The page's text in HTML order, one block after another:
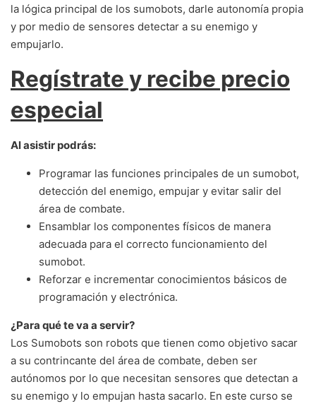
la lógica principal de los sumobots, darle autonomía propia
y por medio de sensores detectar a su enemigo y
empujarlo.
Regístrate y recibe precio
especial
Al asistir podrás:
Programar las funciones principales de un sumobot,
detección del enemigo, empujar y evitar salir del
área de combate.
Ensamblar los componentes físicos de manera
adecuada para el correcto funcionamiento del
sumobot.
Reforzar e incrementar conocimientos básicos de
programación y electrónica.
¿Para qué te va a servir?
Los Sumobots son robots que tienen como objetivo sacar
a su contrincante del área de combate, deben ser
autónomos por lo que necesitan sensores que detectan a
su enemigo y lo empujan hasta sacarlo. En este curso se